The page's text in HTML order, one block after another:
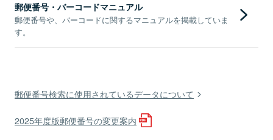
郵便番号・バーコードマニュアル
郵便番号や、バーコードに関するマニュアルを掲載していま
す。
郵便番号検索に使用されているデータについて
2025年度版郵便番号の変更案内